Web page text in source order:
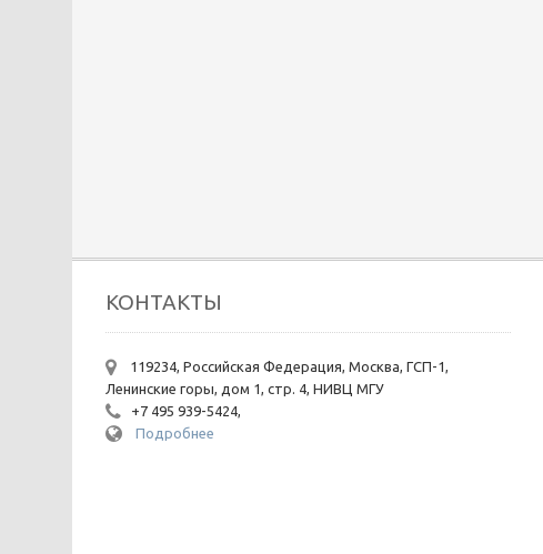
КОНТАКТЫ
119234, Российская Федерация, Москва, ГСП-1,
Ленинские горы, дом 1, стр. 4, НИВЦ МГУ
+7 495 939-5424,
Подробнее